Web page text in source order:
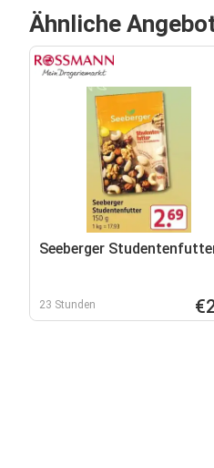
Ähnliche
Seeberger
23 Stunden